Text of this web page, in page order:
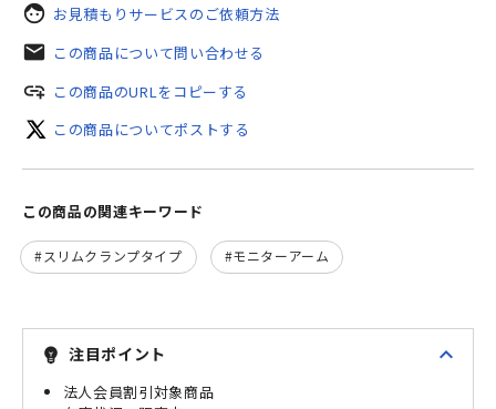
face お見積もりサービスのご依頼方法
mail この商品について問い合わせる
add_link この商品のURLをコピーする
この商品についてポストする
この商品の関連キーワード
スリムクランプタイプ モニターアーム
emoji_objects 注目ポイント expand_less
法人会員割引対象商品